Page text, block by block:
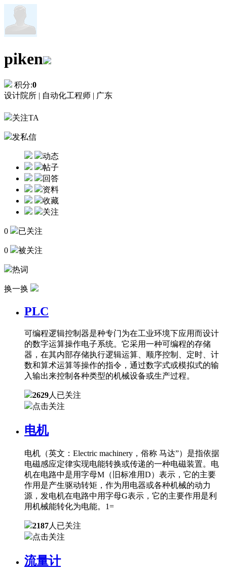
piken
积分:0
设计院所 | 自动化工程师 | 广东
关注TA
发私信
动态
帖子
回答
资料
收藏
关注
0 已关注
0 被关注
热词
换一换
PLC
可编程逻辑控制器是种专门为在工业环境下应用而设计
的数字运算操作电子系统。它采用一种可编程的存储
器，在其内部存储执行逻辑运算、顺序控制、定时、计
数和算术运算等操作的指令，通过数字式或模拟式的输
入输出来控制各种类型的机械设备或生产过程。
2629人已关注
点击关注
电机
电机（英文：Electric machinery，俗称 马达”）是指依据
电磁感应定律实现电能转换或传递的一种电磁装置。电
机在电路中是用字母M（旧标准用D）表示，它的主要
作用是产生驱动转矩，作为用电器或各种机械的动力
源，发电机在电路中用字母G表示，它的主要作用是利
用机械能转化为电能。1=
2187人已关注
点击关注
流量计